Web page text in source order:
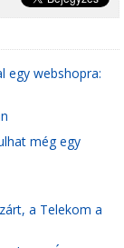
egy webshopra:
még egy
a Telekom a